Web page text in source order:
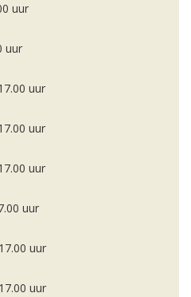
uur
uur
uur
uur
uur
uur
uur
uur